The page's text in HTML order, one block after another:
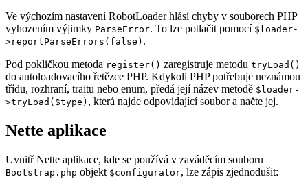
Ve výchozím nastavení RobotLoader hlásí chyby v souborech PHP
vyhozením výjimky ParseError. To lze potlačit pomocí $loader-
>reportParseErrors(false) .
Pod pokličkou metoda register() zaregistruje metodu tryLoad()
do autoloadovacího řetězce PHP. Kdykoli PHP potřebuje neznámou
třídu, rozhraní, traitu nebo enum, předá její název metodě $loader-
>tryLoad($type) , která najde odpovídající soubor a načte jej.
Nette aplikace
Uvnitř Nette aplikace, kde se používá v zaváděcím souboru
Bootstrap.php objekt $configurator, lze zápis zjednodušit: